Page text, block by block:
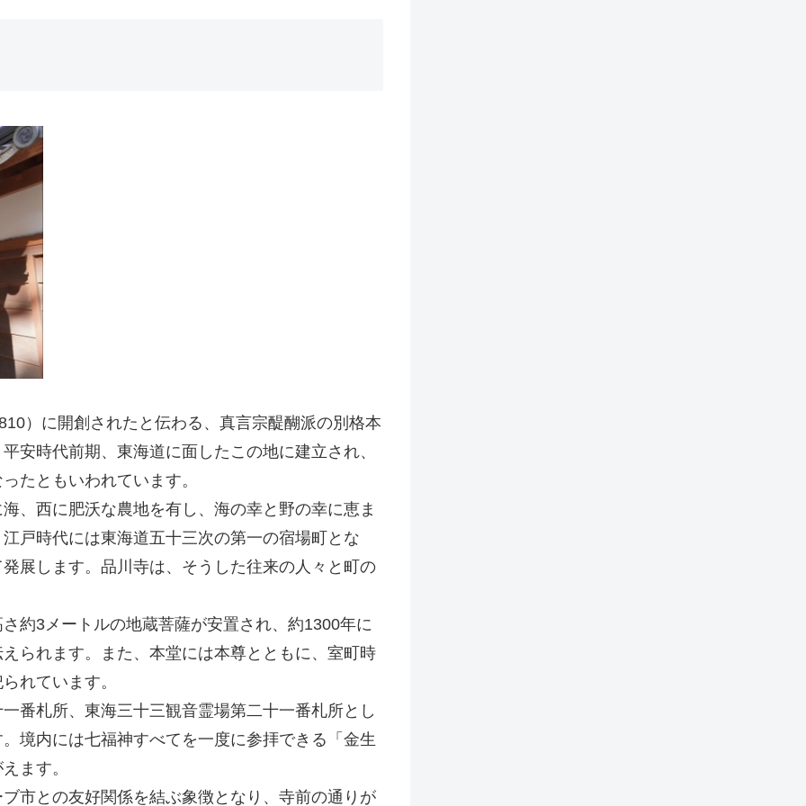
）に開創されたと伝わる、真言宗醍醐派の別格本
安時代前期、東海道に面したこの地に建立され、
たともいわれています。
西に肥沃な農地を有し、海の幸と野の幸に恵ま
戸時代には東海道五十三次の第一の宿場町とな
展します。品川寺は、そうした往来の人々と町の
3メートルの地蔵菩薩が安置され、約1300年に
られます。また、本堂には本尊とともに、室町時
れています。
札所、東海三十三観音霊場第二十一番札所とし
境内には七福神すべてを一度に参拝できる「金生
ます。
市との友好関係を結ぶ象徴となり、寺前の通りが